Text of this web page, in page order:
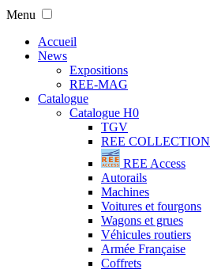
Menu
Accueil
News
Expositions
REE-MAG
Catalogue
Catalogue H0
TGV
REE COLLECTION
REE Access
Autorails
Machines
Voitures et fourgons
Wagons et grues
Véhicules routiers
Armée Française
Coffrets